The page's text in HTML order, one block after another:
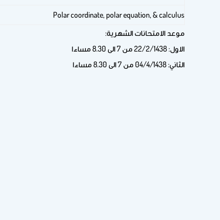
Polar coordinate, polar equation, & calculus
موعد الامتحانات الشهرية:
الاول: 22/2/1438 من 7 الى 8.30 مساءا
الثاني: 04/4/1438 من 7 الى 8.30 مساءا